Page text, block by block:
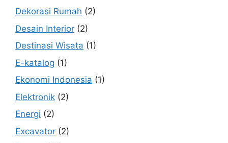
Dekorasi Rumah (2)
Desain Interior (2)
Destinasi Wisata (1)
E-katalog (1)
Ekonomi Indonesia (1)
Elektronik (2)
Energi (2)
Excavator (2)